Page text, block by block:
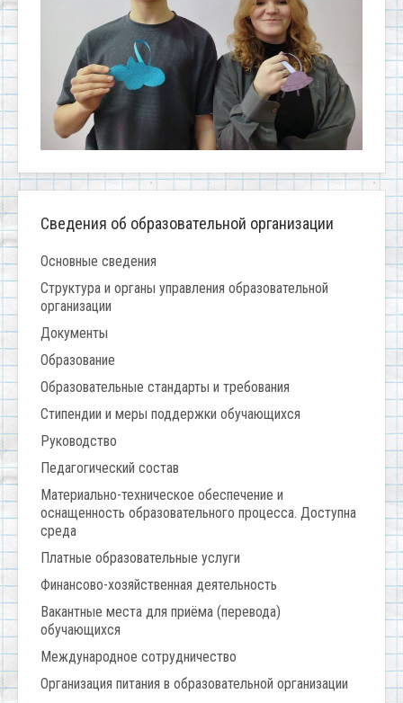
Сведения об образовательной организации
Основные сведения
Структура и органы управления образовательной
организации
Документы
Образование
Образовательные стандарты и требования
Стипендии и меры поддержки обучающихся
Руководство
Педагогический состав
Материально-техническое обеспечение и
оснащенность образовательного процесса. Доступна
среда
Платные образовательные услуги
Финансово-хозяйственная деятельность
Вакантные места для приёма (перевода)
обучающихся
Международное сотрудничество
Организация питания в образовательной организации